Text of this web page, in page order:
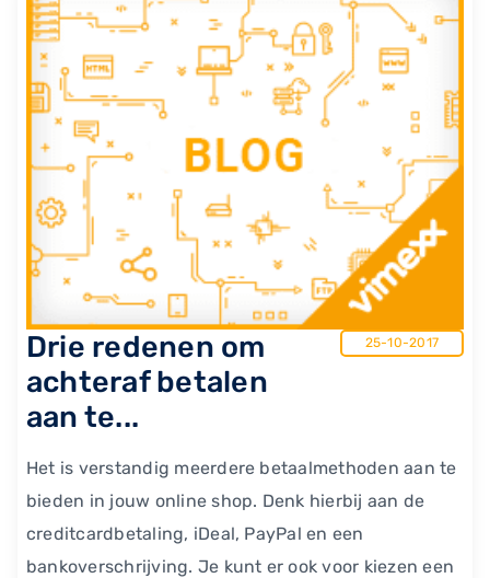
Drie redenen om
achteraf betalen
aan te...
25-10-2017
Het is verstandig meerdere betaalmethoden aan te
bieden in jouw online shop. Denk hierbij aan de
creditcardbetaling, iDeal, PayPal en een
bankoverschrijving. Je kunt er ook voor kiezen een